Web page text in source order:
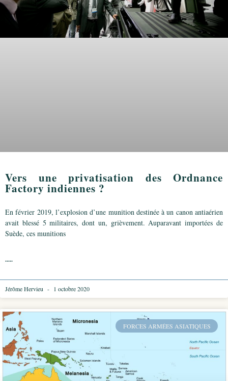
Vers une privatisation des Ordnance
Factory indiennes ?
En février 2019, l’explosion d’une munition destinée à un canon antiaérien
avait blessé 5 militaires, dont un, grièvement. Auparavant importées de
Suède, ces munitions
.....
Jérôme Hervieu 1 octobre 2020
FORCES ARMÉES ASIATIQUES